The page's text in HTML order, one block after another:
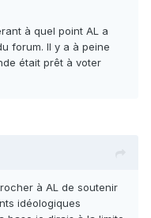
à quel point AL a
forum. Il y a à peine
était prêt à voter
à AL de soutenir
idéologiques